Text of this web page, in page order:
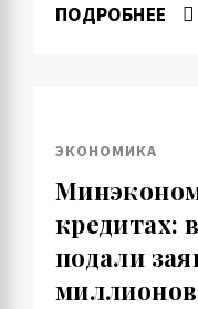
ПОДРОБНЕЕ
ЭКОНОМИКА
кредитах:
подали
миллионов